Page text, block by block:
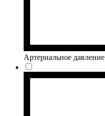
Артериальное давление